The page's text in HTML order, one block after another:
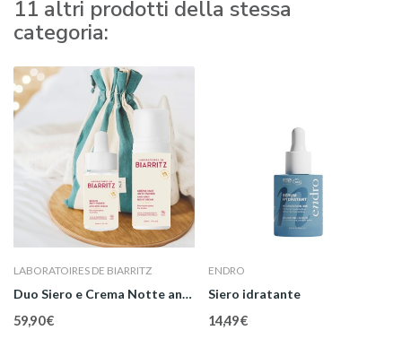
11 altri prodotti della stessa
categoria:
LABORATOIRES DE BIARRITZ
Duo Siero e Crema Notte anti macchie
59,90 €
ENDRO
Siero idratante
14,49 €